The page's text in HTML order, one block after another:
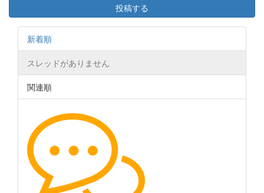
投稿する
新着順
スレッドがありません
関連順